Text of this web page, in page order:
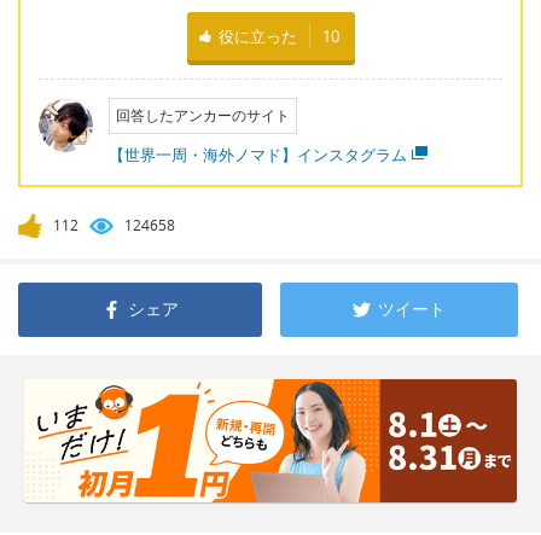
役に立った 10
回答したアンカーのサイト
【世界一周・海外ノマド】インスタグラム
112 124658
シェア ツイート